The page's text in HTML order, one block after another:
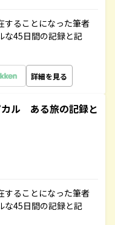
することになった筆者
な45日間の記録と記
詳細を見る
カル ある旅の記録と
することになった筆者
な45日間の記録と記